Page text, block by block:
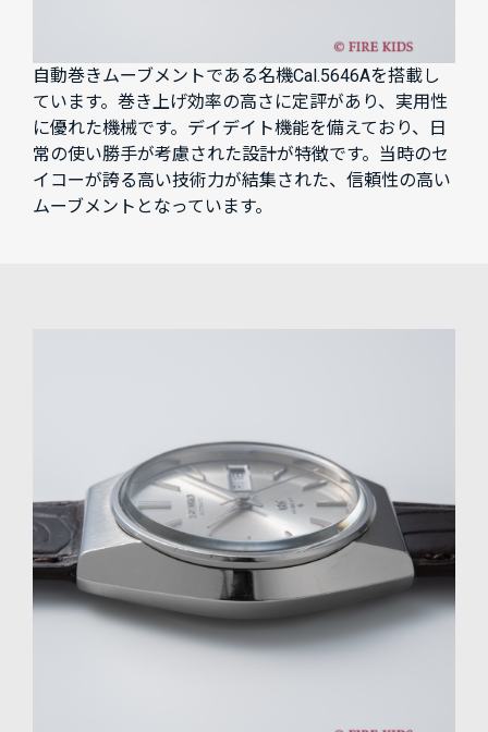
自動巻きムーブメントである名機Cal.5646Aを搭載し
ています。巻き上げ効率の高さに定評があり、実用性
に優れた機械です。デイデイト機能を備えており、日
常の使い勝手が考慮された設計が特徴です。当時のセ
イコーが誇る高い技術力が結集された、信頼性の高い
ムーブメントとなっています。